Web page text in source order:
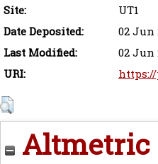
Site:
UT1
Date Deposited:
02 Jun
Last Modified:
02 Jun
URI:
Altmetric